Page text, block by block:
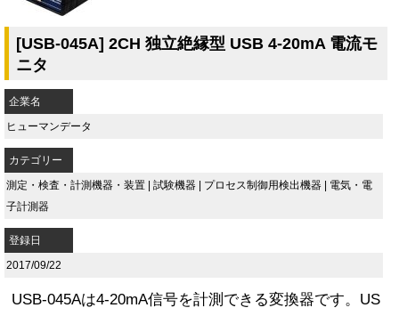
[USB-045A] 2CH 独立絶縁型 USB 4-20mA 電流モ
ニタ
企業名
ヒューマンデータ
カテゴリー
測定・検査・計測機器・装置 | 試験機器 | プロセス制御用検出機器 | 電気・電
子計測器
登録日
2017/09/22
USB-045Aは4-20mA信号を計測できる変換器です。US